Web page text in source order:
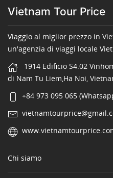
Vietnam Tour Price
Viaggio al miglior prezzo in
un'agenzia di viaggi locale
1914 Edificio S4.02
di Nam Tu Liem,Ha Noi,
+84 973 095 065
Chi siamo